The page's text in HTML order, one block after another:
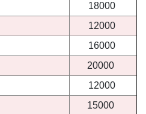
18000
12000
16000
20000
12000
15000